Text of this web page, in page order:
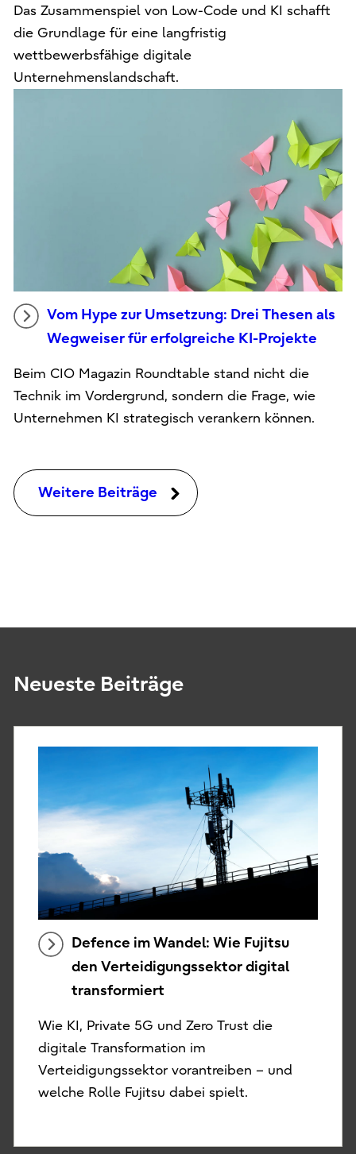
Das Zusammenspiel von Low-Code und KI schafft
die Grundlage für eine langfristig
wettbewerbsfähige digitale
Unternehmenslandschaft.
Vom Hype zur Umsetzung: Drei Thesen als
Wegweiser für erfolgreiche KI-Projekte
Beim CIO Magazin Roundtable stand nicht die
Technik im Vordergrund, sondern die Frage, wie
Unternehmen KI strategisch verankern können.
Weitere Beiträge
Neueste Beiträge
Defence im Wandel: Wie Fujitsu
den Verteidigungssektor digital
transformiert
Wie KI, Private 5G und Zero Trust die
digitale Transformation im
Verteidigungssektor vorantreiben – und
welche Rolle Fujitsu dabei spielt.